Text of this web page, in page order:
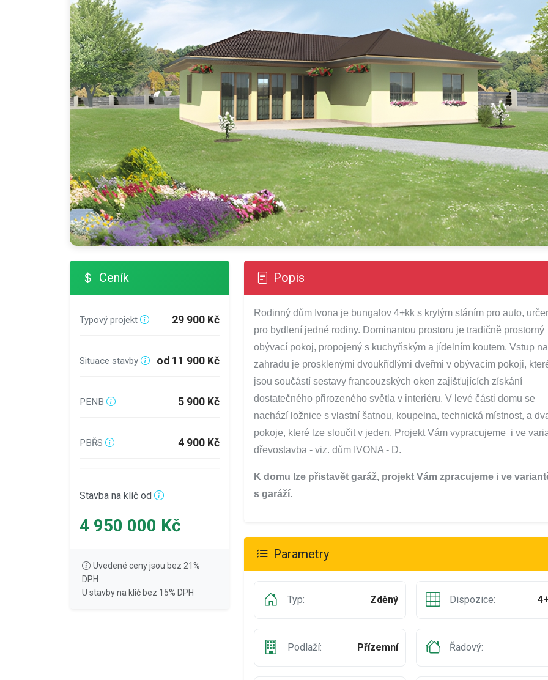
Ceník
Typový projekt 29 900 Kč
Situace stavby od 11 900 Kč
PENB 5 900 Kč
PBŘS 4 900 Kč
Stavba na klíč od
4 950 000 Kč
Uvedené ceny jsou bez 21%
DPH
U stavby na klíč bez 15% DPH
Popis
Rodinný dům Ivona je bungalov 4+kk s krytým stáním pro auto,
pro bydlení jedné rodiny. Dominantou prostoru je tradičně prostorný
obývací pokoj, propojený s kuchyňským a jídelním koutem. Vstup na
zahradu je prosklenými dvoukřídlými dveřmi v obývacím pokoji,
jsou součástí sestavy francouzských oken zajišťujících získání
dostatečného přirozeného světla v interiéru. V levé části domu se
nachází ložnice s vlastní šatnou, koupelna, technická místnost, a
pokoje, které lze sloučit v jeden. Projekt Vám vypracujeme i ve
dřevostavba - viz. dům IVONA - D.
K domu lze přistavět garáž, projekt Vám zpracujeme i ve
s garáží.
Parametry
Typ: Zděný Dispozice:
Podlaží: Přízemní Řadový: